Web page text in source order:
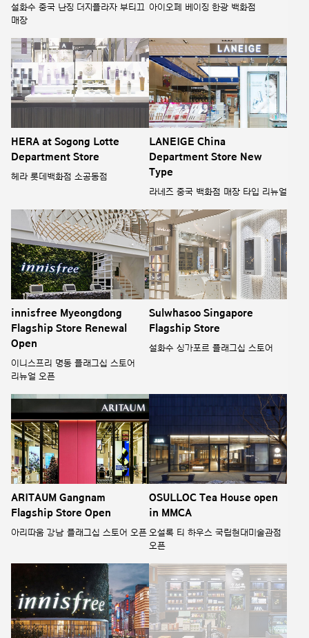
설화수 중국 난징 더지플라자 부티끄
매장
아이오페 베이징 한광 백화점
HERA at Sogong Lotte
Department Store
헤라 롯데백화점 소공동점
LANEIGE China
Department Store New
Type
라네즈 중국 백화점 매장 타입 리뉴얼
innisfree Myeongdong
Flagship Store Renewal
Open
이니스프리 명동 플래그십 스토어
리뉴얼 오픈
Sulwhasoo Singapore
Flagship Store
설화수 싱가포르 플래그십 스토어
ARITAUM Gangnam
Flagship Store Open
아리따움 강남 플래그십 스토어 오픈
OSULLOC Tea House open
in MMCA
오설록 티 하우스 국립현대미술관점
오픈